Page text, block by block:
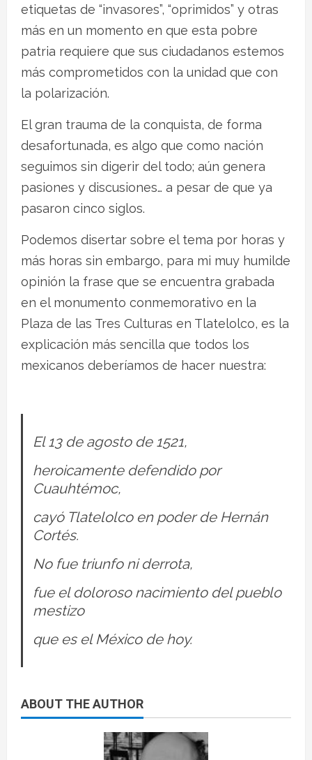
etiquetas de “invasores”, “oprimidos” y otras
más en un momento en que esta pobre
patria requiere que sus ciudadanos estemos
más comprometidos con la unidad que con
la polarización.
El gran trauma de la conquista, de forma
desafortunada, es algo que como nación
seguimos sin digerir del todo; aún genera
pasiones y discusiones… a pesar de que ya
pasaron cinco siglos.
Podemos disertar sobre el tema por horas y
más horas sin embargo, para mi muy humilde
opinión la frase que se encuentra grabada
en el monumento conmemorativo en la
Plaza de las Tres Culturas en Tlatelolco, es la
explicación más sencilla que todos los
mexicanos deberíamos de hacer nuestra:
El 13 de agosto de 1521,
heroicamente defendido por
Cuauhtémoc,
cayó Tlatelolco en poder de Hernán
Cortés.
No fue triunfo ni derrota,
fue el doloroso nacimiento del pueblo
mestizo
que es el México de hoy.
ABOUT THE AUTHOR